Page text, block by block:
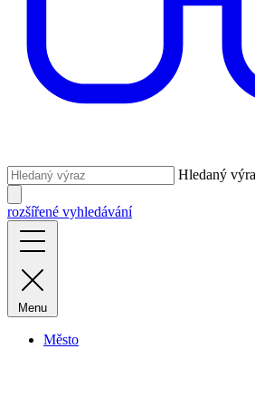
Hledaný
rozšířené vyhledávání
Menu
Město